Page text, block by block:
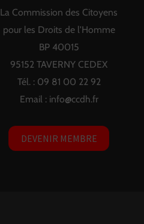
La Commission des Citoyens
pour les Droits de l'Homme
BP 40015
95152 TAVERNY CEDEX
Tél. : 09 81 00 22 92
Email : info@ccdh.fr
DEVENIR MEMBRE